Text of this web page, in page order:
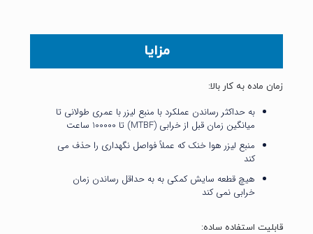
مزایا
زمان ماده به کار بالا:
به حداکثر رساندن عملکرد با منبع لیزر با عمری طولانی تا
میانگین زمان قبل از خرابی (MTBF) تا 100000 ساعت
منبع لیزر هوا خنک که عملاً فواصل نگهداری را حذف می
کند
هیچ قطعه سایش کمکی به به حداقل رساندن زمان
خرابی نمی کند
قابلیت استفاده ساده: